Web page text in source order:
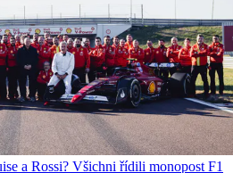
a Rossi? Všichni řídili monopost F1